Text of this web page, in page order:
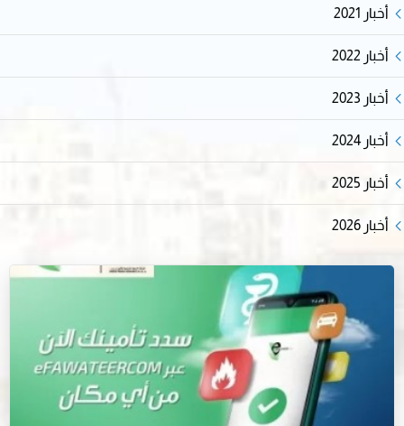
أخبار 2021
أخبار 2022
أخبار 2023
أخبار 2024
أخبار 2025
أخبار 2026